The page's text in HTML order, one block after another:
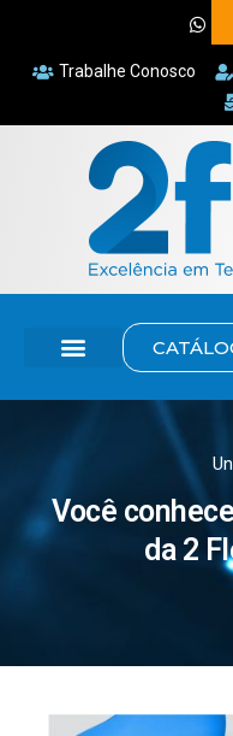
Trabalhe Conosco
Você
da 2